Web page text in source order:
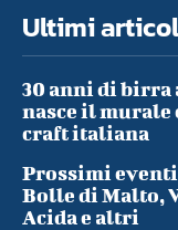
Ultimi
30 anni di
nasce il
craft italiana
Prossimi
Bolle di Malto,
Acida e altri